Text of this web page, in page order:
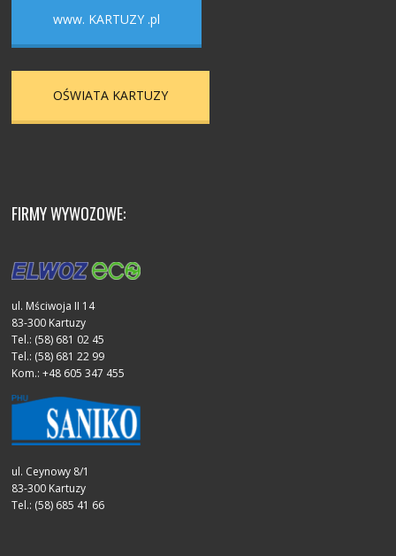
www. KARTUZY .pl
OŚWIATA KARTUZY
FIRMY WYWOZOWE:
ul. Mściwoja II 14
83-300 Kartuzy
Tel.: (58) 681 02 45
Tel.: (58) 681 22 99
Kom.: +48 605 347 455
ul. Ceynowy 8/1
83-300 Kartuzy
Tel.: (58) 685 41 66